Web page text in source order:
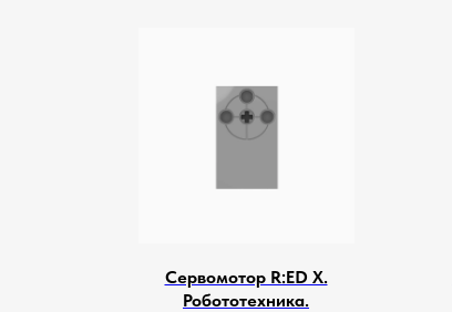
Сервомотор R:ED X.
Робототехника.